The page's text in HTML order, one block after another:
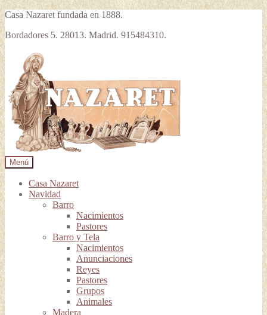
Casa Nazaret fundada en 1888.
Bordadores 5. 28013. Madrid. 915484310.
la
navegación
contenido
Menú
Casa Nazaret
Navidad
Barro
Nacimientos
Pastores
Barro y Tela
Nacimientos
Anunciaciones
Reyes
Pastores
Grupos
Animales
Madera